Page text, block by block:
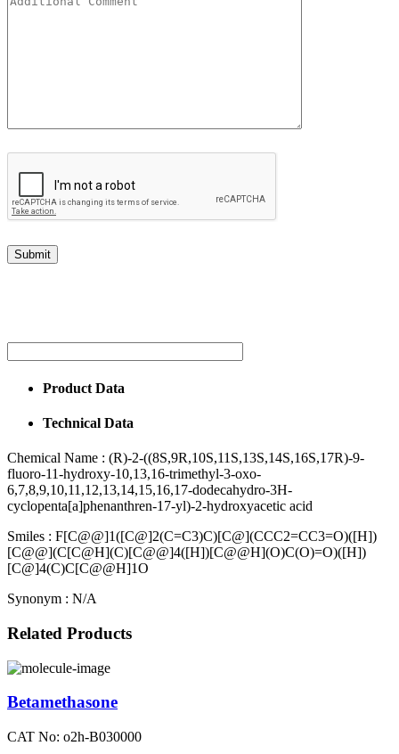
Product Data
Technical Data
Chemical Name : (R)-2-((8S,9R,10S,11S,13S,14S,16S,17R)-9-
fluoro-11-hydroxy-10,13,16-trimethyl-3-oxo-
6,7,8,9,10,11,12,13,14,15,16,17-dodecahydro-3H-
cyclopenta[a]phenanthren-17-yl)-2-hydroxyacetic acid
Smiles : F[C@@]1([C@]2(C=C3)C)[C@](CCC2=CC3=O)([H])
[C@@](C[C@H](C)[C@@]4([H])[C@@H](O)C(O)=O)([H])
[C@]4(C)C[C@@H]1O
Synonym : N/A
Related Products
Betamethasone
CAT No: o2h-B030000